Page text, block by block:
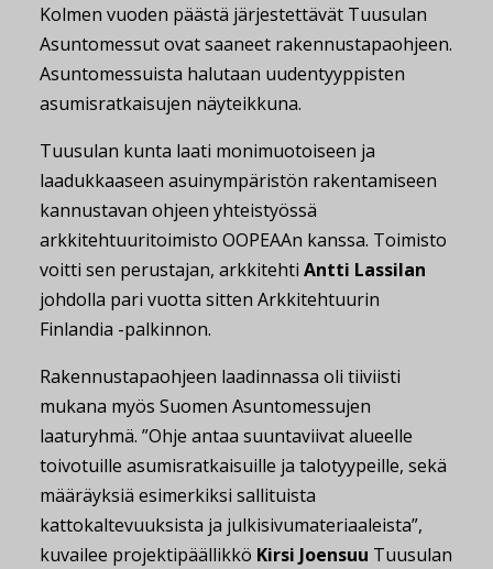
Kolmen vuoden päästä järjestettävät Tuusulan
Asuntomessut ovat saaneet rakennustapaohjeen.
Asuntomessuista halutaan uudentyyppisten
asumisratkaisujen näyteikkuna.
Tuusulan kunta laati monimuotoiseen ja
laadukkaaseen asuinympäristön rakentamiseen
kannustavan ohjeen yhteistyössä
arkkitehtuuritoimisto OOPEAAn kanssa. Toimisto
voitti sen perustajan, arkkitehti Antti Lassilan
johdolla pari vuotta sitten Arkkitehtuurin
Finlandia -palkinnon.
Rakennustapaohjeen laadinnassa oli tiiviisti
mukana myös Suomen Asuntomessujen
laaturyhmä. ”Ohje antaa suuntaviivat alueelle
toivotuille asumisratkaisuille ja talotyypeille, sekä
määräyksiä esimerkiksi sallituista
kattokaltevuuksista ja julkisivumateriaaleista”,
kuvailee projektipäällikkö Kirsi Joensuu Tuusulan